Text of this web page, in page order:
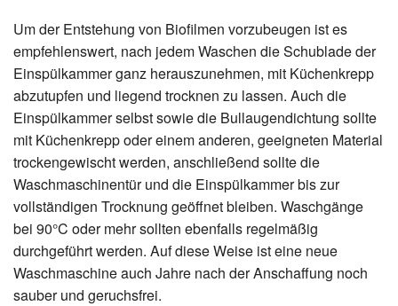
Um der Entstehung von Biofilmen vorzubeugen ist es
empfehlenswert, nach jedem Waschen die Schublade der
Einspülkammer ganz herauszunehmen, mit Küchenkrepp
abzutupfen und liegend trocknen zu lassen. Auch die
Einspülkammer selbst sowie die Bullaugendichtung sollte
mit Küchenkrepp oder einem anderen, geeigneten Material
trockengewischt werden, anschließend sollte die
Waschmaschinentür und die Einspülkammer bis zur
vollständigen Trocknung geöffnet bleiben. Waschgänge
bei 90°C oder mehr sollten ebenfalls regelmäßig
durchgeführt werden. Auf diese Weise ist eine neue
Waschmaschine auch Jahre nach der Anschaffung noch
sauber und geruchsfrei.